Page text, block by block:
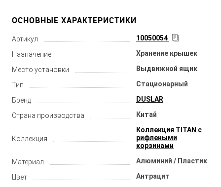
ОСНОВНЫЕ ХАРАКТЕРИСТИКИ
Артикул 10050054
Назначение Хранение крышек
Место установки Выдвижной ящик
Тип Стационарный
Бренд DUSLAR
Страна производства Китай
Коллекция
Коллекция TITAN с
рифлеными
корзинами
Материал Алюминий / Пластик
Цвет Антрацит